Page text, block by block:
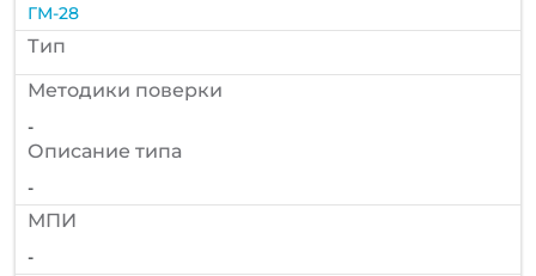
ГМ-28
Тип
Методики поверки
-
Описание типа
-
МПИ
-